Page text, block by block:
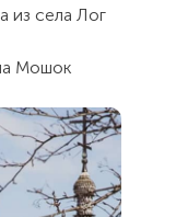
из села Лог
Мошок